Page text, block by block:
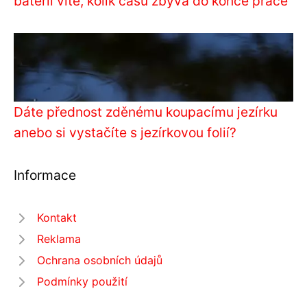
Dáte přednost zděnému koupacímu jezírku
anebo si vystačíte s jezírkovou folií?
Informace
Kontakt
Reklama
Ochrana osobních údajů
Podmínky použití